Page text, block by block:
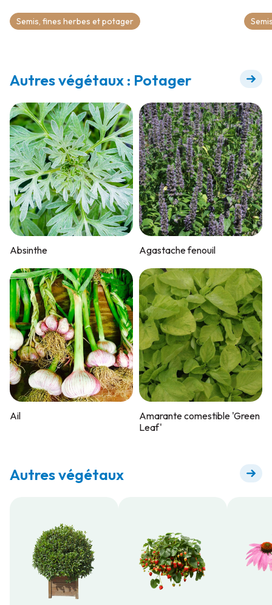
Semis, fines herbes et potager
Autres végétaux : Potager
Absinthe Agastache fenouil
Ail
Amarante comestible 'Green
Leaf'
Autres végétaux